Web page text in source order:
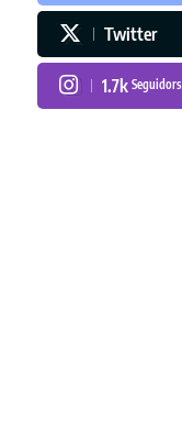
Twitter
1.7k Seguidors